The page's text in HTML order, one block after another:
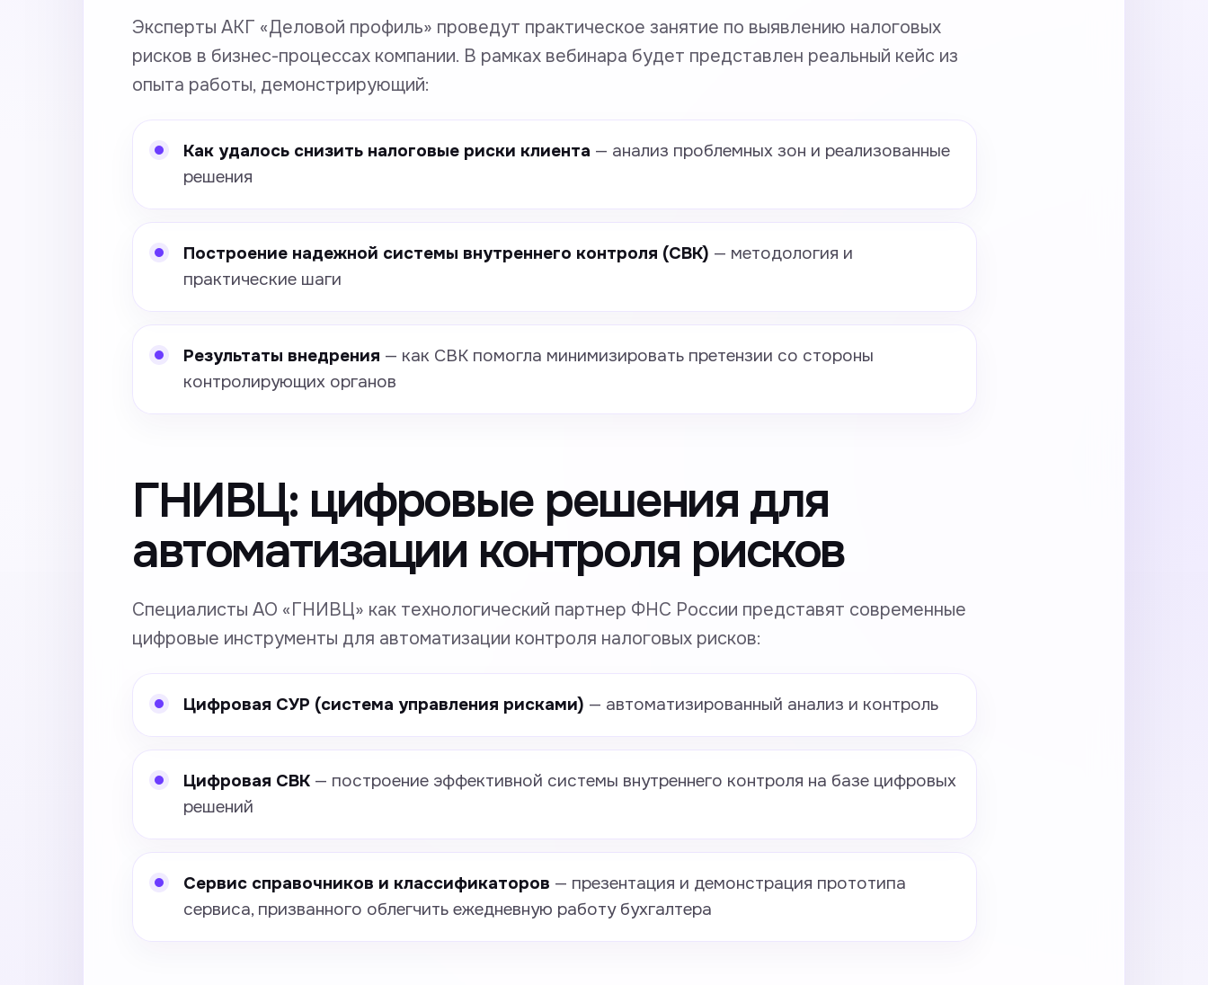
Эксперты АКГ «Деловой профиль» проведут практическое занятие по выявлению налоговых
рисков в бизнес-процессах компании. В рамках вебинара будет представлен реальный кейс из
опыта работы, демонстрирующий:
Как удалось снизить налоговые риски клиента — анализ проблемных зон и реализованные
решения
Построение надежной системы внутреннего контроля (СВК) — методология и
практические шаги
Результаты внедрения — как СВК помогла минимизировать претензии со стороны
контролирующих органов
ГНИВЦ: цифровые решения для
автоматизации контроля рисков
Специалисты АО «ГНИВЦ» как технологический партнер ФНС России представят современные
цифровые инструменты для автоматизации контроля налоговых рисков:
Цифровая СУР (система управления рисками) — автоматизированный анализ и контроль
Цифровая СВК — построение эффективной системы внутреннего контроля на базе цифровых
решений
Сервис справочников и классификаторов — презентация и демонстрация прототипа
сервиса, призванного облегчить ежедневную работу бухгалтера